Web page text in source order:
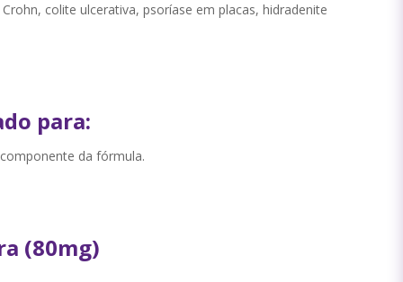
colite ulcerativa, psoríase em placas, hidradenite
para:
da fórmula.
(80mg)